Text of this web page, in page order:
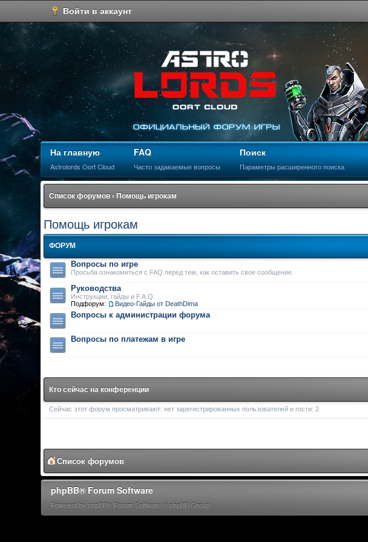
Войти в аккаунт
На главную
Astrolords Oort Cloud
FAQ
Часто задаваемые вопросы
Поиск
Параметры расширенного поиска
Список форумов ‹ Помощь игрокам
Помощь игрокам
ФОРУМ
Вопросы по игре
Просьба ознакомиться с FAQ перед тем, как оставить свое сообщение.
Руководства
Инструкции, гайды и F.A.Q.
Подфорум:
Видео-Гайды от DeathDima
Вопросы к администрации форума
Вопросы по платежам в игре
Кто сейчас на конференции
Сейчас этот форум просматривают: нет зарегистрированных пользователей и гости: 2
Список форумов
phpBB® Forum Software
Powered by phpBB® Forum Software © phpBB Group